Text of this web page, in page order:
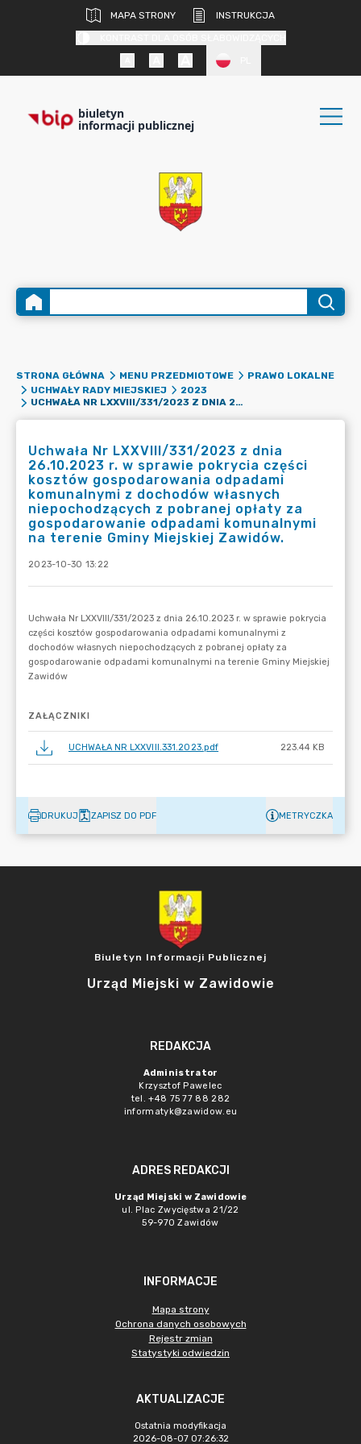
MAPA STRONY
INSTRUKCJA
biuletyn
informacji publicznej
STRONA GŁÓWNA MENU PRZEDMIOTOWE
PRAWO LOKALNE
UCHWAŁY RADY MIEJSKIEJ
2023
UCHWAŁA NR LXXVIII/331/2023 Z DNIA 26.10.2023 R. W SPRAWIE POKRYCIA CZĘŚCI KOSZTÓW GOSPODAROWANIA ODPADAMI KOMUNALNYMI Z DOCHODÓW WŁASNYCH NIEPOCHODZĄCYCH Z POBRANEJ OPŁATY ZA GOSPODAROWANIE ODPADAMI KOMUNALNYMI NA TERENIE GMINY MIEJSKIEJ ZAWIDÓW.
Uchwała Nr LXXVIII/331/2023 z dnia
26.10.2023 r. w sprawie pokrycia części
kosztów gospodarowania odpadami
komunalnymi z dochodów własnych
niepochodzących z pobranej opłaty za
gospodarowanie odpadami komunalnymi
na terenie Gminy Miejskiej Zawidów.
2023-10-30 13:22
ZAŁĄCZNIKI
UCHWAŁA NR LXXVIII.331.2023.pdf 223.44 KB
DRUKUJ ZAPISZ DO PDF METRYCZKA
Biuletyn Informacji Publicznej
Urząd Miejski w Zawidowie
REDAKCJA
Administrator
Krzysztof Pawelec
tel. +48 75 77 88 282
informatyk@zawidow.eu
ADRES REDAKCJI
Urząd Miejski w Zawidowie
ul. Plac Zwycięstwa 21/22
59-970 Zawidów
INFORMACJE
Mapa strony
Ochrona danych osobowych
Rejestr zmian
Statystyki odwiedzin
AKTUALIZACJE
Ostatnia modyfikacja
2026-08-07 07:26:32